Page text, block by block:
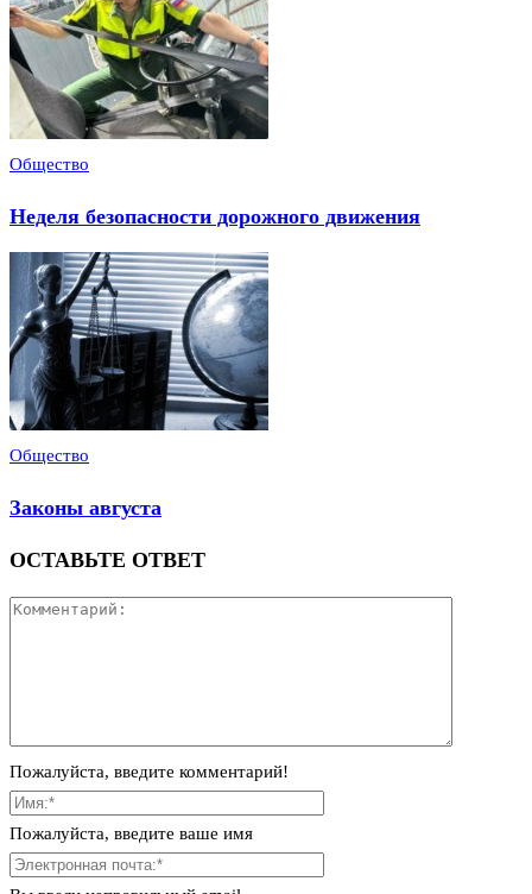
Общество
Неделя безопасности дорожного движения
Общество
Законы августа
ОСТАВЬТЕ ОТВЕТ
Пожалуйста, введите комментарий!
Пожалуйста, введите ваше имя